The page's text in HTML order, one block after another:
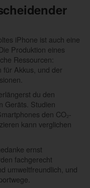
iPhone ist auch eine
Produktion eines
Ressourcen:
für Akkus, und der
du den
Geräts. Studien
den CO₂-
kann verglichen
ernst
fachgerecht
umweltfreundlich, und